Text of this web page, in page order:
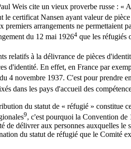
Weis cite un vieux proverbe russe : «
certificat Nansen ayant valeur de
arrangements ne permettaient
du 12 mai 19264 que les réfugiés
relatifs à la délivrance de pièces
d'identité. En effet, en France par
4 novembre 1937. C'est pour prendre
dans les pays d'accueil des
du statut de « réfugié » constitue
9, c'est pourquoi la Convention de
de délivrer aux personnes auxquelles
du statut de réfugié que le